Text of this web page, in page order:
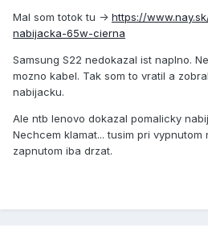
Mal som totok tu -> https://
nabijacka-65w-cierna
Samsung S22 nedokazal ist naplno.
mozno kabel. Tak som to vratil a
nabijacku.
Ale ntb lenovo dokazal pomalicky
Nechcem klamat... tusim pri
zapnutom iba drzat.